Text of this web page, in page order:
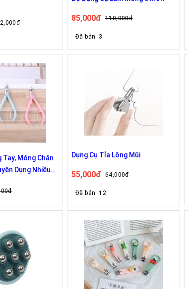
85,000đ 110,000đ
Đã bán: 3
Tay, Móng Chân
Dụng Nhiều
Dụng Cụ Tỉa Lông Mũi
55,000đ 64,000đ
Đã bán: 12